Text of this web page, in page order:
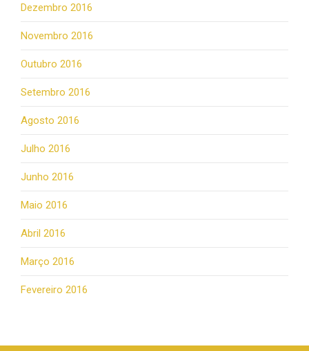
Dezembro 2016
Novembro 2016
Outubro 2016
Setembro 2016
Agosto 2016
Julho 2016
Junho 2016
Maio 2016
Abril 2016
Março 2016
Fevereiro 2016